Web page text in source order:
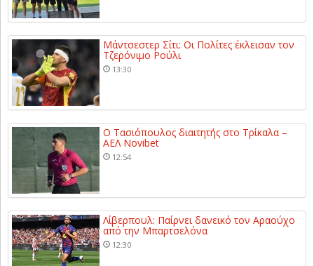
Μάντσεστερ Σίτι: Οι Πολίτες έκλεισαν τον
Τζερόνιμο Ρούλι
13:30
Ο Τασιόπουλος διαιτητής στο Τρίκαλα –
ΑΕΛ Novibet
12:54
Λίβερπουλ: Παίρνει δανεικό τον Αραούχο
από την Μπαρτσελόνα
12:30